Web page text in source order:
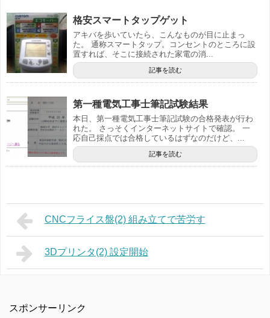
格安スマートタップゲット
アキバを歩いていたら、こんなものが目に止まっ
た。 通称スマートタップ。コンセントのところに設
置すれば、そこに接続された家電の消...
記事を読む
第一種電気工事士筆記試験結果
本日、第一種電気工事士筆記試験の合格発表が行わ
れた。 さっそくインターネットサイトで確認。 一
応自己採点では合格しているはずなのだけど、...
記事を読む
CNCフライス盤(2) 組み立てで苦労す
3Dプリンタ(2) 設定開始
スポンサーリンク